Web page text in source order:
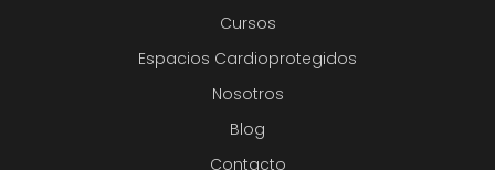
Cursos
Espacios Cardioprotegidos
Nosotros
Blog
Contacto